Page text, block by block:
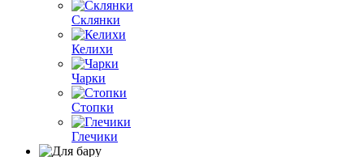
Склянки
Келихи
Чарки
Стопки
Глечики